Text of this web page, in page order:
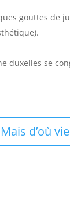
gouttes de
duxelles se
Mais d’où